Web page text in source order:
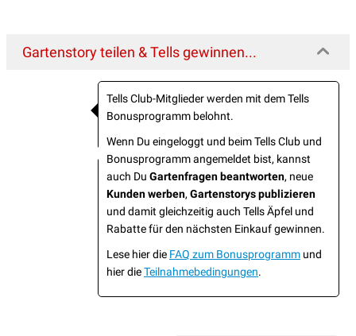
Gartenstory teilen & Tells gewinnen...
Tells Club-Mitglieder werden mit dem Tells
Bonusprogramm belohnt.
Wenn Du eingeloggt und beim Tells Club und
Bonusprogramm angemeldet bist, kannst
auch Du Gartenfragen beantworten, neue
Kunden werben, Gartenstorys publizieren
und damit gleichzeitig auch Tells Äpfel und
Rabatte für den nächsten Einkauf gewinnen.
Lese hier die FAQ zum Bonusprogramm und
hier dieTeilnahmebedingungen.